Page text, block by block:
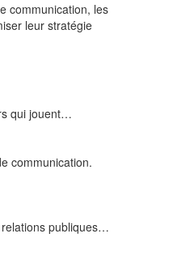
communication, les
leur stratégie
qui jouent…
communication.
publiques…